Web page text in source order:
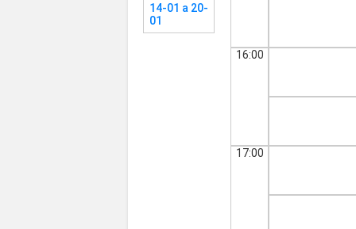
14-01 a 20-
01
16:00
17:00